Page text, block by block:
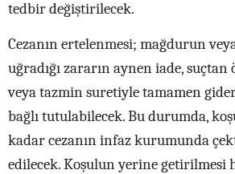
tedbir değiştirilecek.
Cezanın ertelenmesi; mağdurun
uğradığı zararın aynen iade,
veya tazmin suretiyle tamamen
bağlı tutulabilecek. Bu durumda,
kadar cezanın infaz kurumunda
edilecek. Koşulun yerine getirilmesi